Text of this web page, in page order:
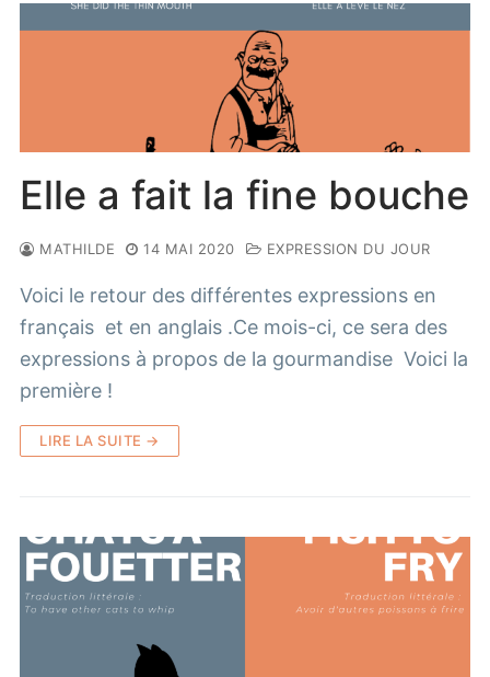
Elle a fait la fine bouche
MATHILDE 14 MAI 2020 EXPRESSION DU JOUR
Voici le retour des différentes expressions en
français et en anglais .Ce mois-ci, ce sera des
expressions à propos de la gourmandise Voici la
première !
LIRE LA SUITE →